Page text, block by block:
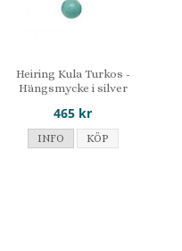
Heiring Kula Turkos -
Hängsmycke i silver
465 kr
INFO KÖP